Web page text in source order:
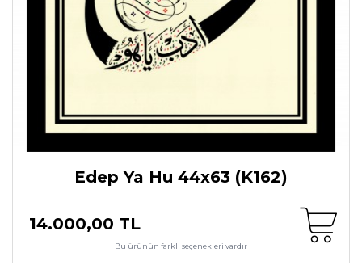
Edep Ya Hu 44x63 (K162)
14.000,00 TL
Bu ürünün farklı seçenekleri vardır